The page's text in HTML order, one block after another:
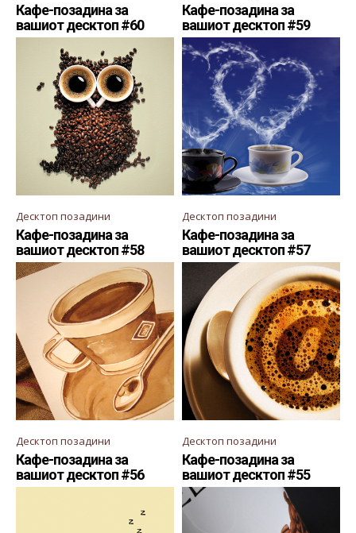
Кафе-позадина за
вашиот десктоп #60
Кафе-позадина за
вашиот десктоп #59
Десктоп позадини
Кафе-позадина за
вашиот десктоп #58
Десктоп позадини
Кафе-позадина за
вашиот десктоп #57
Десктоп позадини
Кафе-позадина за
вашиот десктоп #56
Десктоп позадини
Кафе-позадина за
вашиот десктоп #55